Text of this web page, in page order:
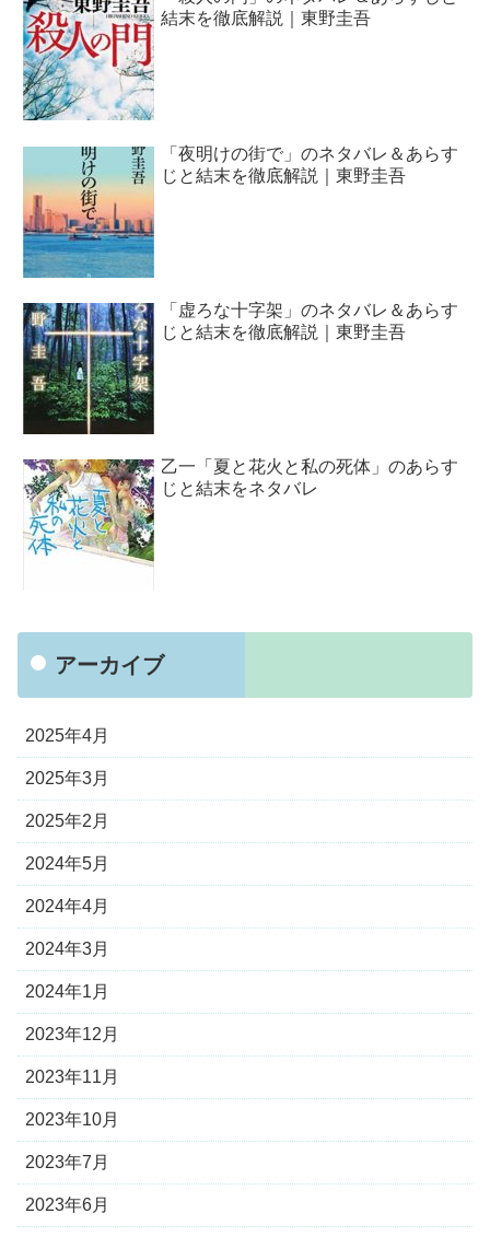
結末を徹底解説｜東野圭吾
「夜明けの街で」のネタバレ＆あらす
じと結末を徹底解説｜東野圭吾
「虚ろな十字架」のネタバレ＆あらす
じと結末を徹底解説｜東野圭吾
乙一「夏と花火と私の死体」のあらす
じと結末をネタバレ
アーカイブ
2025年4月
2025年3月
2025年2月
2024年5月
2024年4月
2024年3月
2024年1月
2023年12月
2023年11月
2023年10月
2023年7月
2023年6月